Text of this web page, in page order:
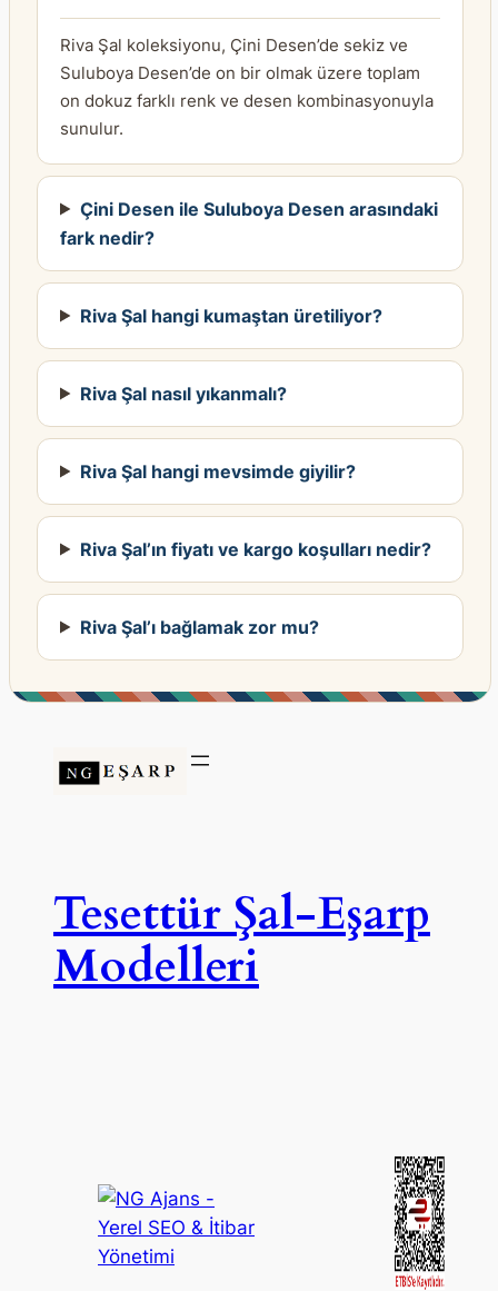
Riva Şal koleksiyonu, Çini Desen’de sekiz ve
Suluboya Desen’de on bir olmak üzere toplam
on dokuz farklı renk ve desen kombinasyonuyla
sunulur.
Çini Desen ile Suluboya Desen arasındaki
fark nedir?
Riva Şal hangi kumaştan üretiliyor?
Riva Şal nasıl yıkanmalı?
Riva Şal hangi mevsimde giyilir?
Riva Şal’ın fiyatı ve kargo koşulları nedir?
Riva Şal’ı bağlamak zor mu?
Tesettür Şal-Eşarp
Modelleri